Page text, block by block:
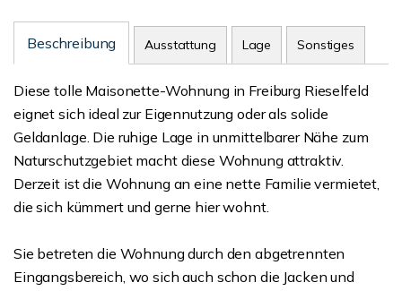
Beschreibung Ausstattung Lage Sonstiges
Diese tolle Maisonette-Wohnung in Freiburg Rieselfeld
eignet sich ideal zur Eigennutzung oder als solide
Geldanlage. Die ruhige Lage in unmittelbarer Nähe zum
Naturschutzgebiet macht diese Wohnung attraktiv.
Derzeit ist die Wohnung an eine nette Familie vermietet,
die sich kümmert und gerne hier wohnt.
Sie betreten die Wohnung durch den abgetrennten
Eingangsbereich, wo sich auch schon die Jacken und